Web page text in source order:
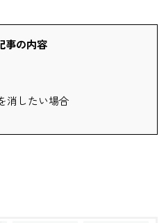
事の内容
消したい場合